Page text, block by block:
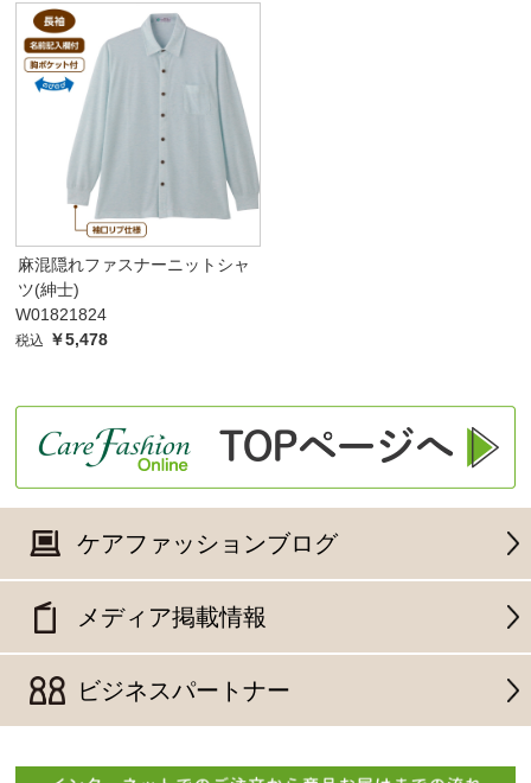
麻混隠れファスナーニットシャ
ツ(紳士)
W01821824
税込 ￥5,478
ケアファッションブログ
メディア掲載情報
ビジネスパートナー